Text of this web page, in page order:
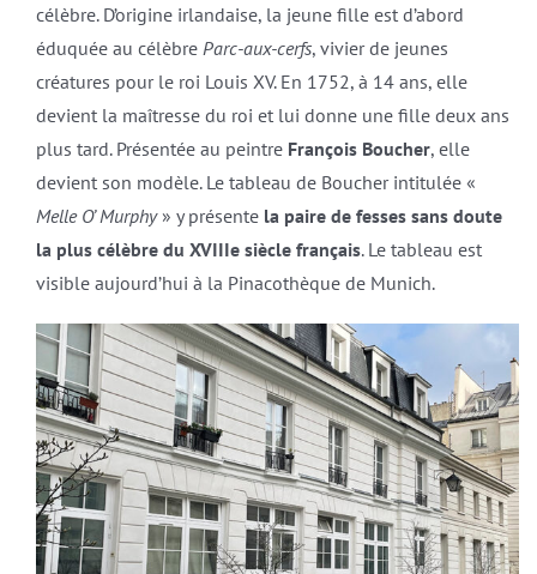
célèbre. D’origine irlandaise, la jeune fille est d’abord
éduquée au célèbre Parc-aux-cerfs, vivier de jeunes
créatures pour le roi Louis XV. En 1752, à 14 ans, elle
devient la maîtresse du roi et lui donne une fille deux ans
plus tard. Présentée au peintre François Boucher, elle
devient son modèle. Le tableau de Boucher intitulée «
Melle O’ Murphy» y présente la paire de fesses sans doute
la plus célèbre du XVIIIe siècle français. Le tableau est
visible aujourd’hui à la Pinacothèque de Munich.